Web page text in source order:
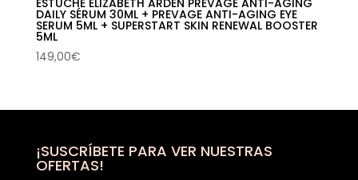
DAILY SÉRUM 30ML + PREVAGE ANTI-AGING EYE
SERUM 5ML + SUPERSTART SKIN RENEWAL BOOSTER
5ML
149,00€
¡SUSCRÍBETE PARA VER NUESTRAS
OFERTAS!